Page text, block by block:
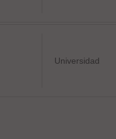
Universidad